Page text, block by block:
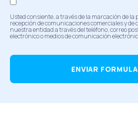
Usted consiente, a través de la marcación de la
recepción de comunicaciones comerciales y de
nuestra entidad a través del teléfono, correo
electrónico o medios de comunicación
ENVIAR